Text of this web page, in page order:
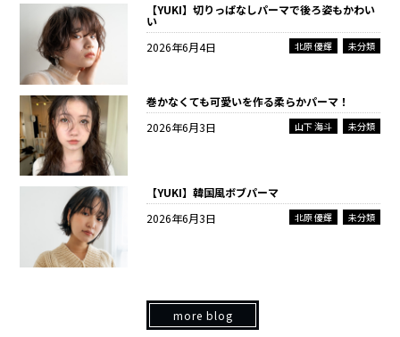
more blog
【YUKI】切りっぱなしパーマで後ろ姿もかわい
い
2026年6月4日
未分類
北原 優輝
巻かなくても可愛いを作る柔らかパーマ！
2026年6月3日
未分類
山下 海斗
【YUKI】韓国風ボブパーマ
2026年6月3日
未分類
北原 優輝